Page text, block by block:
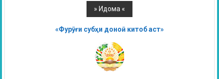
«Фурӯғи субҳи доноӣ китоб аст»